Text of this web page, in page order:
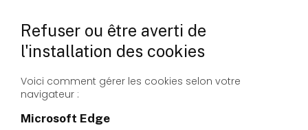
Refuser ou être averti de
l'installation des cookies
Voici comment gérer les cookies selon votre
navigateur :
Microsoft Edge